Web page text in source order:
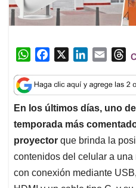
W
a
t
s
A
p
p
c
e
b
o
o
k
n
k
e
d
I
n
a
i
l
T
r
e
a
d
s
En los últimos días, uno
temporada más
proyector que brinda la
contenidos del celular a
con conexión mediante